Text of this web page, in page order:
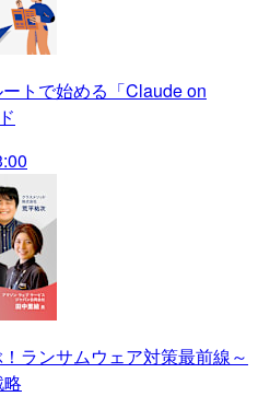
トで始める「Claude on
ランサムウェア対策最前線～